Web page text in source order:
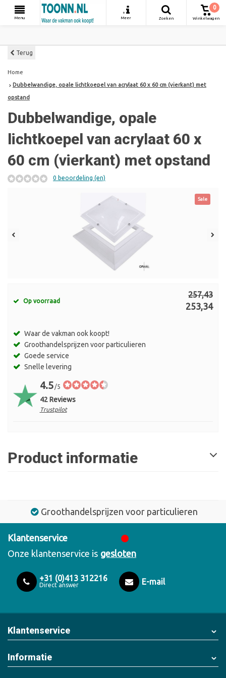
Menu
+
Meer
Zoeken
0
Winkelwagen
Terug
Home
Dubbelwandige, opale lichtkoepel van acrylaat 60 x 60 cm (vierkant) met
opstand
Dubbelwandige, opale
lichtkoepel van acrylaat 60 x
60 cm (vierkant) met opstand
0 beoordeling (en)
Sale
Op voorraad
257,43
253,34
Waar de vakman ook koopt!
Groothandelsprijzen voor particulieren
Goede service
Snelle levering
4.5/5
42 Reviews
Trustpilot
Product informatie
Groothandelsprijzen voor particulieren
Klantenservice
Onze klantenservice is gesloten
+31 (0)413 312216
Direct answer E-mail
Klantenservice
Informatie